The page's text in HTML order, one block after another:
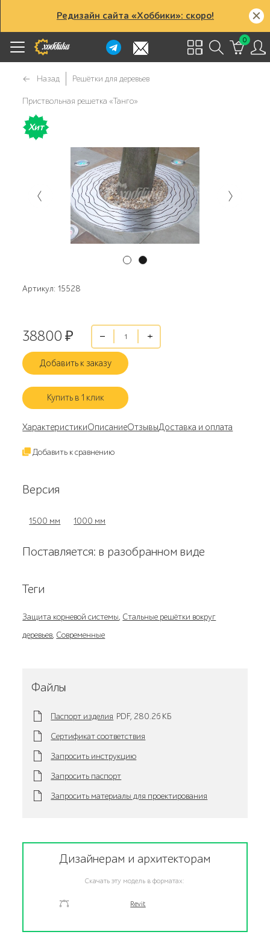
Редизайн сайта «Хоббики»: скоро!
0
Назад Решётки для деревьев
Приствольная решетка «Танго»
Хит
Артикул: 15528
38800 ₽
Добавить к заказу
Купить в 1 клик
ХарактеристикиОписаниеОтзывыДоставка и оплата
Добавить к сравнению
Версия
1500 мм 1000 мм
Поставляется: в разобранном виде
Теги
Защита корневой системы, Стальные решётки вокруг
деревьев, Современные
Файлы
Паспорт изделия PDF, 280.26 KБ
Сертификат соответствия
Запросить инструкцию
Запросить паспорт
Запросить материалы для проектирования
Дизайнерам и архитекторам
Скачать эту модель в форматах:
Revit